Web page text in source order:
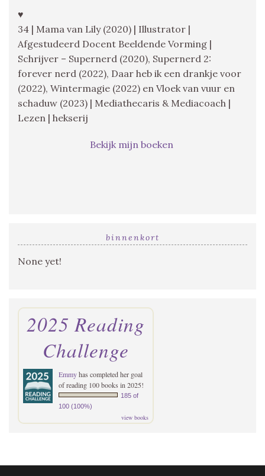
♥
34 | Mama van Lily (2020) | Illustrator |
Afgestudeerd Docent Beeldende Vorming |
Schrijver – Supernerd (2020), Supernerd 2:
forever nerd (2022), Daar heb ik een drankje voor
(2022), Wintermagie (2022) en Vloek van vuur en
schaduw (2023) | Mediathecaris & Mediacoach |
Lezen | hekserij
Bekijk mijn boeken
binnenkort
None yet!
2025 Reading
Challenge
Emmyhas completed her goal
of reading 100 books in 2025!
185 of
100 (100%)
view books